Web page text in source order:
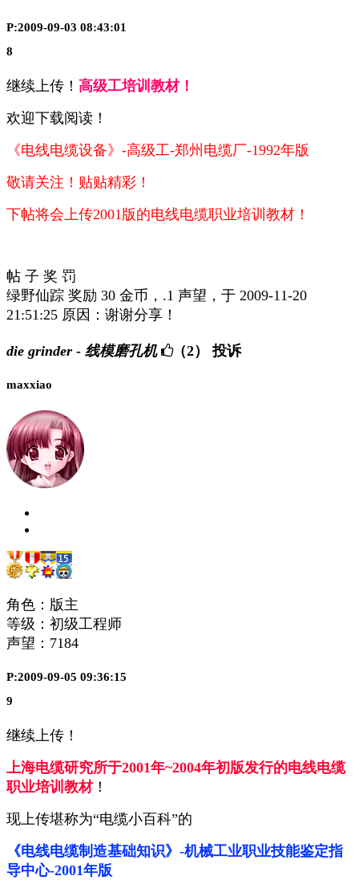
P:2009-09-03 08:43:01
8
继续上传！ 高级工培训教材！
欢迎下载阅读！
《电线电缆设备》-高级工-郑州电缆厂-1992年版
敬请关注！ 贴贴精彩！
下帖将会上传2001版的电线电缆职业培训教材！
帖 子 奖 罚
绿野仙踪 奖励 30 金币，.1 声望，于 2009-11-20
21:51:25 原因：谢谢分享！
die grinder - 线模磨孔机 （2） 投诉
maxxiao
角色：版主
等级：初级工程师
声望： 7184
P:2009-09-05 09:36:15
9
继续上传！
上海电缆研究所于2001年~2004年初版发行的电线电缆
职业培训教材！
现上传堪称为“电缆小百科”的
《电线电缆制造基础知识》-机械工业职业技能鉴定指
导中心-2001年版